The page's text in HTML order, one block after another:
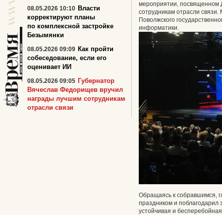
мероприятии, посвященном
сотрудникам отрасли
Поволжского
информатики.
Обращаясь к собравшимся,
праздником и поблагодарил
устойчивая и
08.05.2026 10:10 Власти
корректируют планы
по комплексной застройке
Безымянки
08.05.2026 09:09 Как пройти
собеседование, если его
оценивает ИИ
08.05.2026 09:05 Губернатор
Вячеслав Федорищев вручил
награды лучшим сотрудникам
отрасли связи